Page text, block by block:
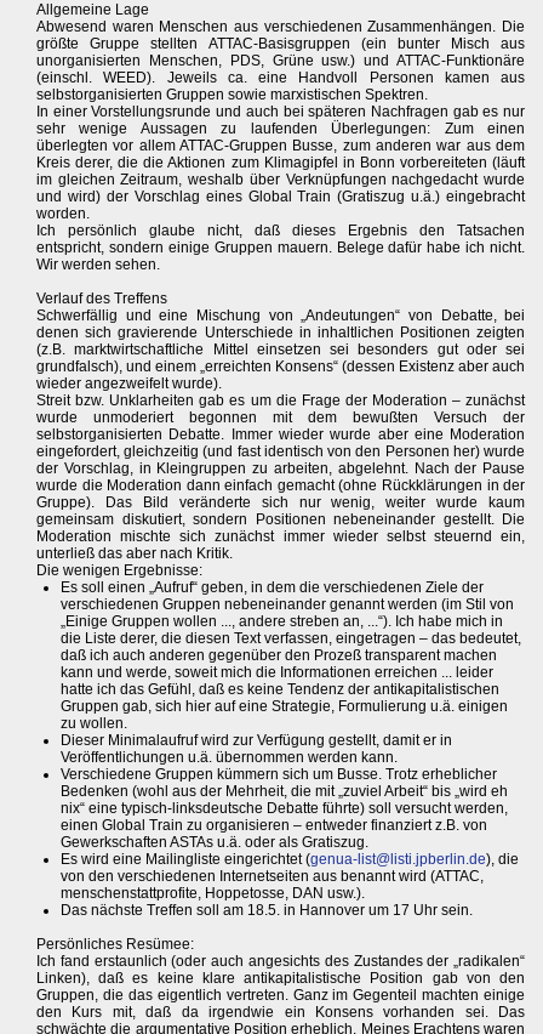
Allgemeine Lage
Abwesend waren Menschen aus verschiedenen Zusammenhängen. Die
größte Gruppe stellten ATTAC-Basisgruppen (ein bunter Misch aus
unorganisierten Menschen, PDS, Grüne usw.) und ATTAC-Funktionäre
(einschl. WEED). Jeweils ca. eine Handvoll Personen kamen aus
selbstorganisierten Gruppen sowie marxistischen Spektren.
In einer Vorstellungsrunde und auch bei späteren Nachfragen gab es nur
sehr wenige Aussagen zu laufenden Überlegungen: Zum einen
überlegten vor allem ATTAC-Gruppen Busse, zum anderen war aus dem
Kreis derer, die die Aktionen zum Klimagipfel in Bonn vorbereiteten (läuft
im gleichen Zeitraum, weshalb über Verknüpfungen nachgedacht wurde
und wird) der Vorschlag eines Global Train (Gratiszug u.ä.) eingebracht
worden.
Ich persönlich glaube nicht, daß dieses Ergebnis den Tatsachen
entspricht, sondern einige Gruppen mauern. Belege dafür habe ich nicht.
Wir werden sehen.
Verlauf des Treffens
Schwerfällig und eine Mischung von „Andeutungen“ von Debatte, bei
denen sich gravierende Unterschiede in inhaltlichen Positionen zeigten
(z.B. marktwirtschaftliche Mittel einsetzen sei besonders gut oder sei
grundfalsch), und einem „erreichten Konsens“ (dessen Existenz aber auch
wieder angezweifelt wurde).
Streit bzw. Unklarheiten gab es um die Frage der Moderation – zunächst
wurde unmoderiert begonnen mit dem bewußten Versuch der
selbstorganisierten Debatte. Immer wieder wurde aber eine Moderation
eingefordert, gleichzeitig (und fast identisch von den Personen her) wurde
der Vorschlag, in Kleingruppen zu arbeiten, abgelehnt. Nach der Pause
wurde die Moderation dann einfach gemacht (ohne Rückklärungen in der
Gruppe). Das Bild veränderte sich nur wenig, weiter wurde kaum
gemeinsam diskutiert, sondern Positionen nebeneinander gestellt. Die
Moderation mischte sich zunächst immer wieder selbst steuernd ein,
unterließ das aber nach Kritik.
Die wenigen Ergebnisse:
Es soll einen „Aufruf“ geben, in dem die verschiedenen Ziele der
verschiedenen Gruppen nebeneinander genannt werden (im Stil von
„Einige Gruppen wollen ..., andere streben an, ...“). Ich habe mich in
die Liste derer, die diesen Text verfassen, eingetragen – das bedeutet,
daß ich auch anderen gegenüber den Prozeß transparent machen
kann und werde, soweit mich die Informationen erreichen ... leider
hatte ich das Gefühl, daß es keine Tendenz der antikapitalistischen
Gruppen gab, sich hier auf eine Strategie, Formulierung u.ä. einigen
zu wollen.
Dieser Minimalaufruf wird zur Verfügung gestellt, damit er in
Veröffentlichungen u.ä. übernommen werden kann.
Verschiedene Gruppen kümmern sich um Busse. Trotz erheblicher
Bedenken (wohl aus der Mehrheit, die mit „zuviel Arbeit“ bis „wird eh
nix“ eine typisch-linksdeutsche Debatte führte) soll versucht werden,
einen Global Train zu organisieren – entweder finanziert z.B. von
Gewerkschaften ASTAs u.ä. oder als Gratiszug.
Es wird eine Mailingliste eingerichtet (genua-list@listi.jpberlin.de), die
von den verschiedenen Internetseiten aus benannt wird (ATTAC,
menschenstattprofite, Hoppetosse, DAN usw.).
Das nächste Treffen soll am 18.5. in Hannover um 17 Uhr sein.
Persönliches Resümee:
Ich fand erstaunlich (oder auch angesichts des Zustandes der „radikalen“
Linken), daß es keine klare antikapitalistische Position gab von den
Gruppen, die das eigentlich vertreten. Ganz im Gegenteil machten einige
den Kurs mit, daß da irgendwie ein Konsens vorhanden sei. Das
schwächte die argumentative Position erheblich. Meines Erachtens waren